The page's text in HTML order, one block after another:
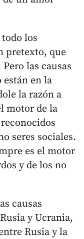
los
pretexto, que
las causas
en la
la razón a
motor de la
seres sociales.
es el motor
y de los no
causas
y Ucrania,
Rusia y la